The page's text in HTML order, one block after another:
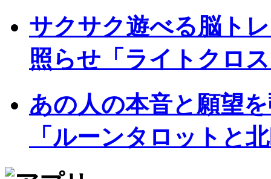
サクサク遊べる脳ト
照らせ「ライトクロ
あの人の本音と願望
「ルーンタロットと